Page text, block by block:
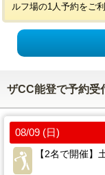
ルフ場の1人予約をご
ザCC能登で予約受
08/09 (日)
【2名で開催